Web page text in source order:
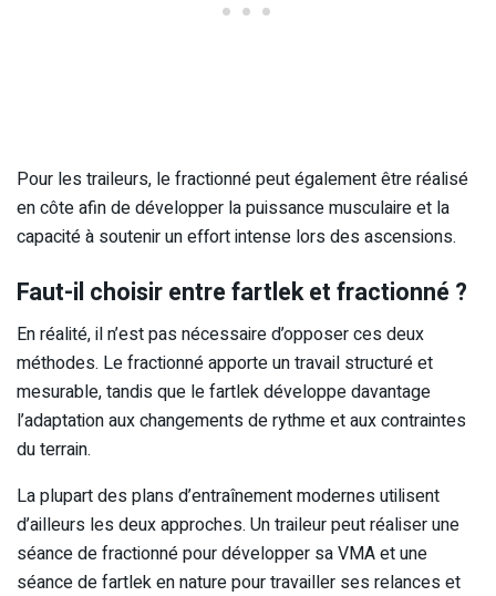
Pour les traileurs, le fractionné peut également être réalisé
en côte afin de développer la puissance musculaire et la
capacité à soutenir un effort intense lors des ascensions.
Faut-il choisir entre fartlek et fractionné ?
En réalité, il n’est pas nécessaire d’opposer ces deux
méthodes. Le fractionné apporte un travail structuré et
mesurable, tandis que le fartlek développe davantage
l’adaptation aux changements de rythme et aux contraintes
du terrain.
La plupart des plans d’entraînement modernes utilisent
d’ailleurs les deux approches. Un traileur peut réaliser une
séance de fractionné pour développer sa VMA et une
séance de fartlek en nature pour travailler ses relances et